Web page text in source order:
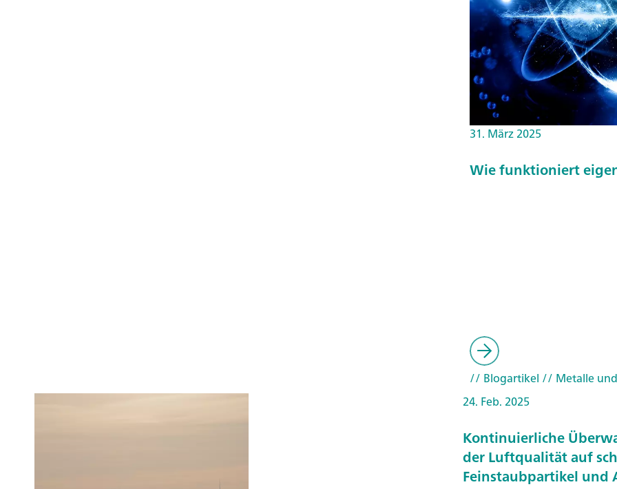
31. März 2025
Wie funktioniert
// Blogartikel // Metalle
24. Feb. 2025
Kontinuierliche
der Luftqualität auf
Feinstaubpartikel und